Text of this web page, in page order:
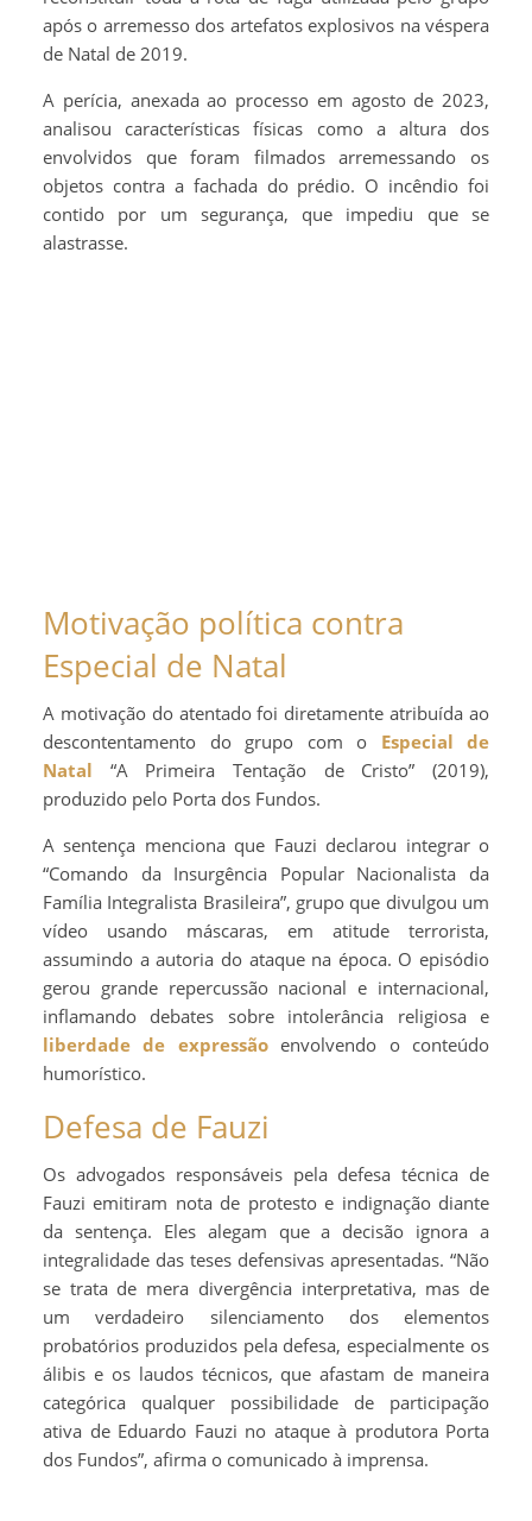
após o arremesso dos artefatos explosivos na véspera
de Natal de 2019.
A perícia, anexada ao processo em agosto de 2023,
analisou características físicas como a altura dos
envolvidos que foram filmados arremessando os
objetos contra a fachada do prédio. O incêndio foi
contido por um segurança, que impediu que se
alastrasse.
Motivação política contra
Especial de Natal
A motivação do atentado foi diretamente atribuída ao
descontentamento do grupo com o Especial de
Natal “A Primeira Tentação de Cristo” (2019),
produzido pelo Porta dos Fundos.
A sentença menciona que Fauzi declarou integrar o
“Comando da Insurgência Popular Nacionalista da
Família Integralista Brasileira”, grupo que divulgou um
vídeo usando máscaras, em atitude terrorista,
assumindo a autoria do ataque na época. O episódio
gerou grande repercussão nacional e internacional,
inflamando debates sobre intolerância religiosa e
liberdade de expressãoenvolvendo o conteúdo
humorístico.
Defesa de Fauzi
Os advogados responsáveis pela defesa técnica de
Fauzi emitiram nota de protesto e indignação diante
da sentença. Eles alegam que a decisão ignora a
integralidade das teses defensivas apresentadas. “Não
se trata de mera divergência interpretativa, mas de
um verdadeiro silenciamento dos elementos
probatórios produzidos pela defesa, especialmente os
álibis e os laudos técnicos, que afastam de maneira
categórica qualquer possibilidade de participação
ativa de Eduardo Fauzi no ataque à produtora Porta
dos Fundos”, afirma o comunicado à imprensa.